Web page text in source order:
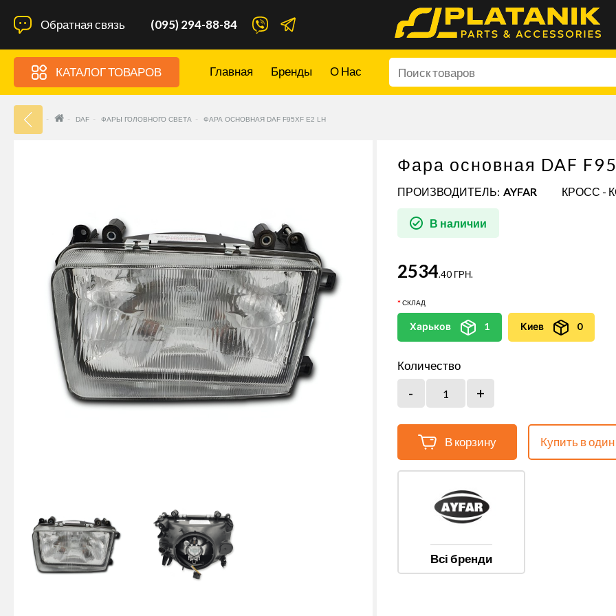
Обратная связь (095) 294-88-84
КАТАЛОГ ТОВАРОВ Главная Бренды О Нас
DAF ФАРЫ ГОЛОВНОГО СВЕТА ФАРА ОСНОВНАЯ DAF F95XF E2 LH
Фара основная DAF
ПРОИЗВОДИТЕЛЬ: AYFAR КРОСС -
В наличии
2534.40 ГРН.
СКЛАД
Харьков 1 Киев 0
Количество
В корзину Купить в один
Всі бренди